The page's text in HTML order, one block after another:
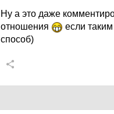
Ну а это даже
отношения
если
способ)